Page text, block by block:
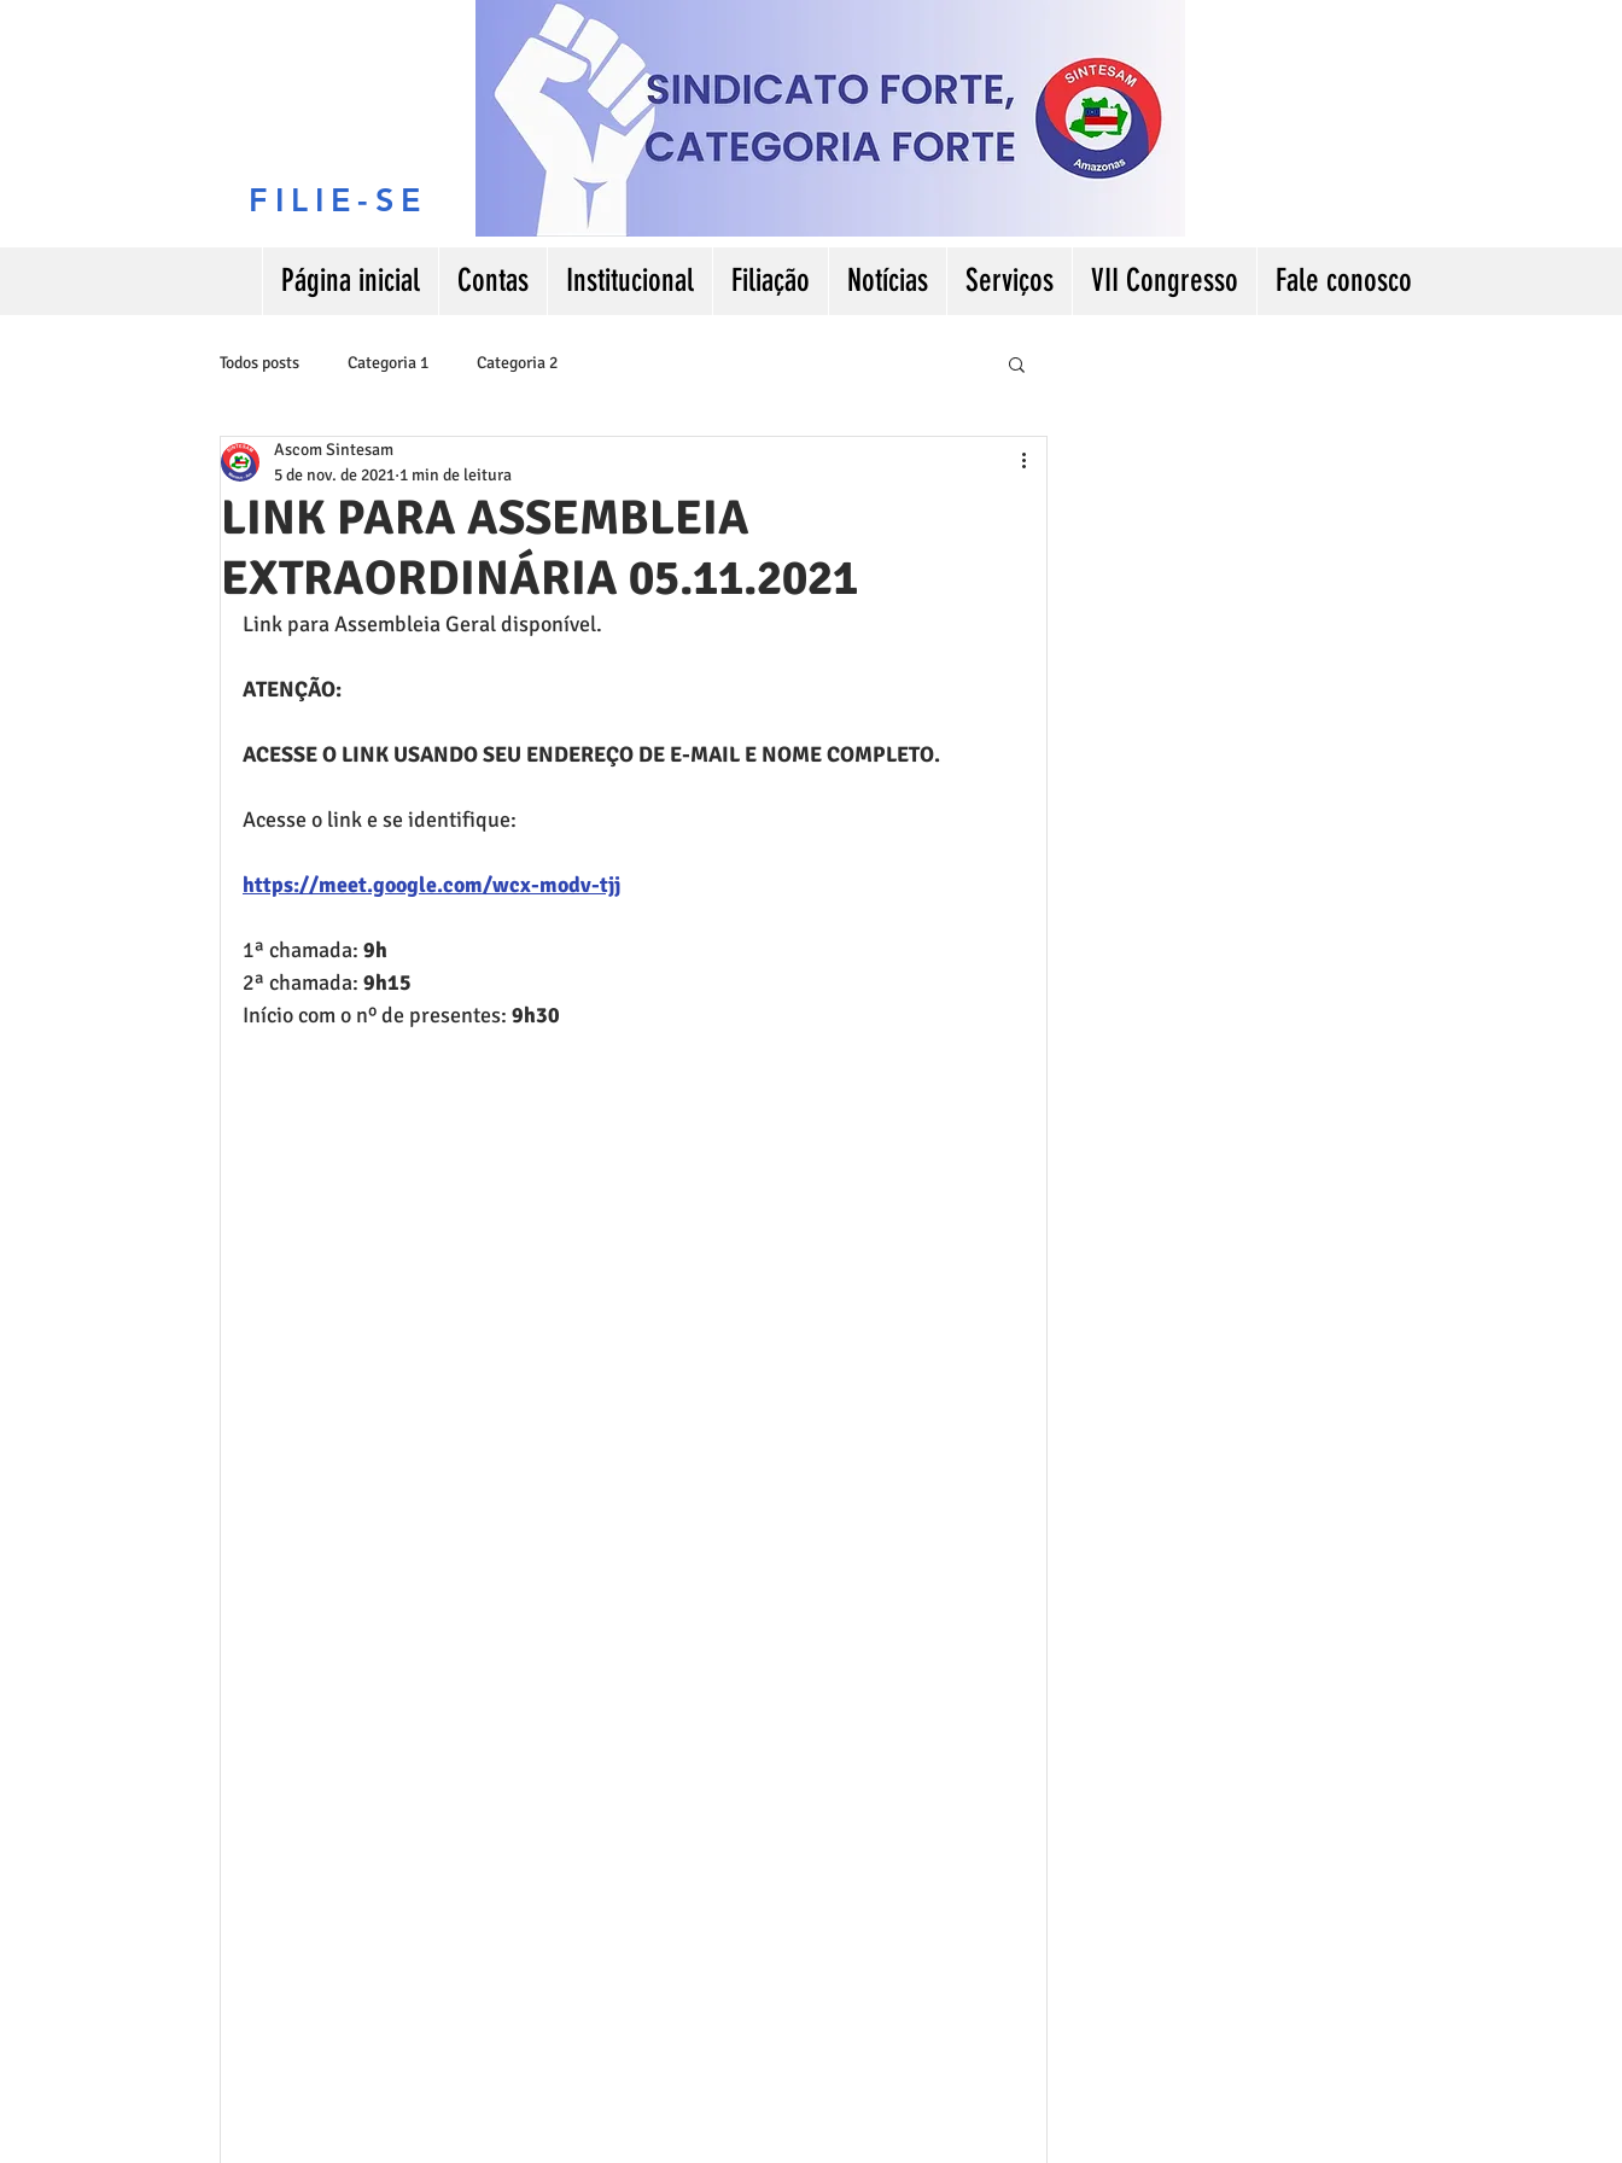
FILIE-SE
Página inicial Contas Institucional Filiação Notícias Serviços VII Congresso Fale conosco
Todos posts Categoria 1 Categoria 2
LINK PARA ASSEMBLEIA
EXTRAORDINÁRIA 05.11.2021
Ascom Sintesam
5 de nov. de 2021 1 min de leitura
Link para Assembleia Geral disponível.
ATENÇÃO:
ACESSE O LINK USANDO SEU ENDEREÇO DE E-MAIL E NOME COMPLETO.
Acesse o link e se identifique:
https://meet.google.com/wcx-modv-tjj
1ª chamada: 9h
2ª chamada: 9h15
Início com o nº de presentes: 9h30